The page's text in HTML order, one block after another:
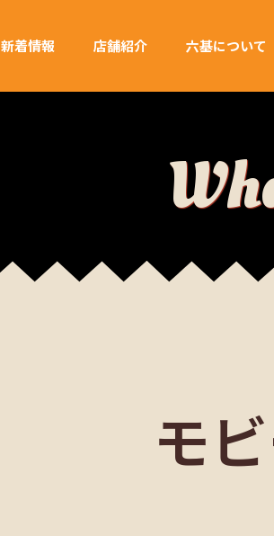
新着情報 店舗紹介 六基について
モ